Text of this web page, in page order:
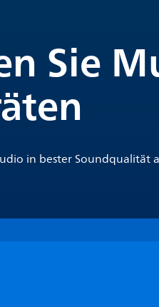
Sie
in bester